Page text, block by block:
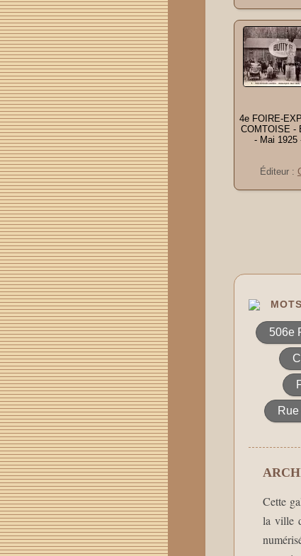
4e FOIRE-
COMTOISE -
- Mai 1925
Éditeur :
506e
Cette
la ville